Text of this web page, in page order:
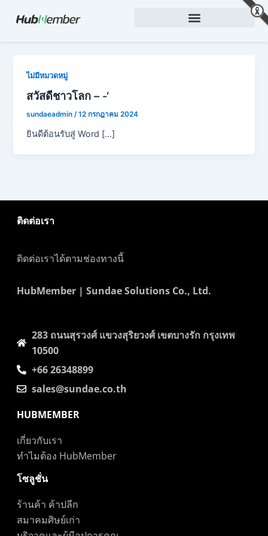
ไม่มีหมวดหมู่
สวัสดีชาวโลก – -‘
sundaeadmin/12 กรกฎาคม 2024
ยินดีต้อนรับสู่ Word […]
ติดต่อเรา
ติดต่อเราได้ตามช่องทางนี้
HubMember | Sundae Solutions Co., Ltd.
283 ถนนสุรวงศ์​ แขวงสุริยวงศ์​ เขตบางรัก กรุงเทพ
10500
+66 26348899
sales@sundae.co.th
HUBMEMBER
เกี่ยวกับเรา
ทำไมต้อง HubMember
โซลูชั่น
ร้านค้า ค้าปลีก
สมาคมศิษย์เก่า